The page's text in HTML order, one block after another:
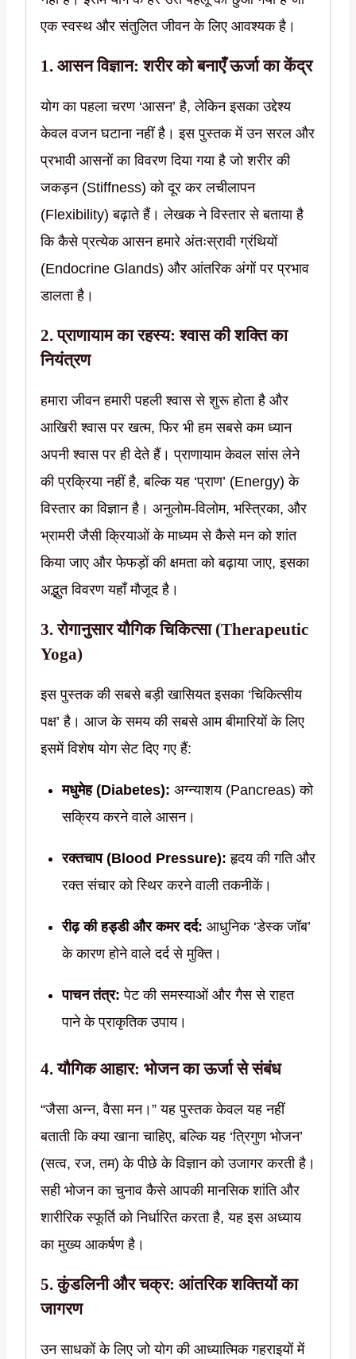
एक स्वस्थ और संतुलित जीवन के लिए आवश्यक है।
1. आसन विज्ञान: शरीर को बनाएँ ऊर्जा का केंद्र
योग का पहला चरण ‘आसन’ है, लेकिन इसका उद्देश्य
केवल वजन घटाना नहीं है। इस पुस्तक में उन सरल और
प्रभावी आसनों का विवरण दिया गया है जो शरीर की
जकड़न (Stiffness) को दूर कर लचीलापन
(Flexibility) बढ़ाते हैं। लेखक ने विस्तार से बताया है
कि कैसे प्रत्येक आसन हमारे अंतःस्रावी ग्रंथियों
(Endocrine Glands) और आंतरिक अंगों पर प्रभाव
डालता है।
2. प्राणायाम का रहस्य: श्वास की शक्ति का
नियंत्रण
हमारा जीवन हमारी पहली श्वास से शुरू होता है और
आखिरी श्वास पर खत्म, फिर भी हम सबसे कम ध्यान
अपनी श्वास पर ही देते हैं। प्राणायाम केवल सांस लेने
की प्रक्रिया नहीं है, बल्कि यह ‘प्राण’ (Energy) के
विस्तार का विज्ञान है। अनुलोम-विलोम, भस्त्रिका, और
भ्रामरी जैसी क्रियाओं के माध्यम से कैसे मन को शांत
किया जाए और फेफड़ों की क्षमता को बढ़ाया जाए, इसका
अद्भुत विवरण यहाँ मौजूद है।
3. रोगानुसार यौगिक चिकित्सा (Therapeutic
Yoga)
इस पुस्तक की सबसे बड़ी खासियत इसका ‘चिकित्सीय
पक्ष’ है। आज के समय की सबसे आम बीमारियों के लिए
इसमें विशेष योग सेट दिए गए हैं:
मधुमेह (Diabetes): अग्न्याशय (Pancreas) को
सक्रिय करने वाले आसन।
रक्तचाप (Blood Pressure): हृदय की गति और
रक्त संचार को स्थिर करने वाली तकनीकें।
रीढ़ की हड्डी और कमर दर्द: आधुनिक ‘डेस्क जॉब’
के कारण होने वाले दर्द से मुक्ति।
पाचन तंत्र: पेट की समस्याओं और गैस से राहत
पाने के प्राकृतिक उपाय।
4. यौगिक आहार: भोजन का ऊर्जा से संबंध
“जैसा अन्न, वैसा मन।” यह पुस्तक केवल यह नहीं
बताती कि क्या खाना चाहिए, बल्कि यह ‘त्रिगुण भोजन’
(सत्व, रज, तम) के पीछे के विज्ञान को उजागर करती है।
सही भोजन का चुनाव कैसे आपकी मानसिक शांति और
शारीरिक स्फूर्ति को निर्धारित करता है, यह इस अध्याय
का मुख्य आकर्षण है।
5. कुंडलिनी और चक्र: आंतरिक शक्तियों का
जागरण
उन साधकों के लिए जो योग की आध्यात्मिक गहराइयों में